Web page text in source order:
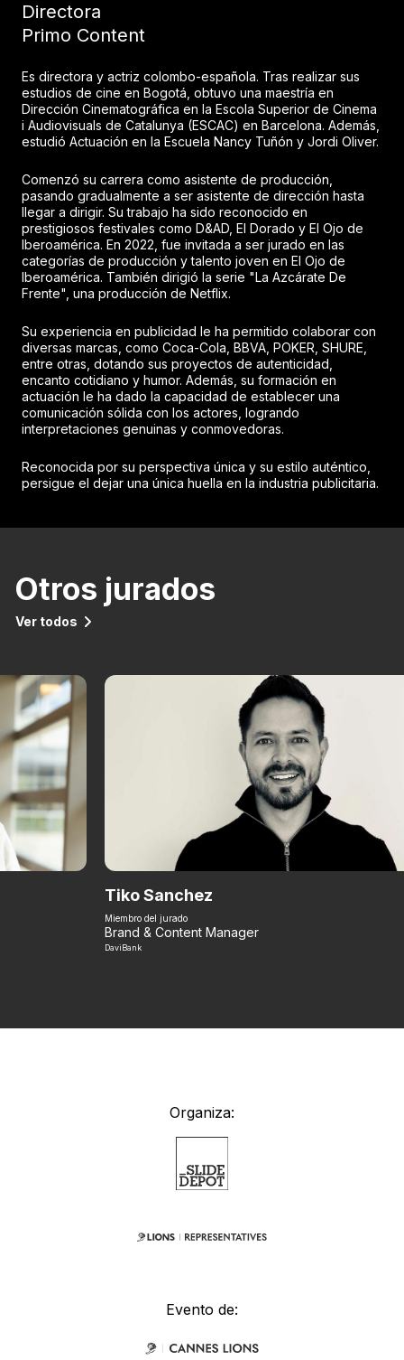
Directora
Primo Content
Es directora y actriz colombo-española. Tras realizar sus
estudios de cine en Bogotá, obtuvo una maestría en
Dirección Cinematográfica en la Escola Superior de Cinema
i Audiovisuals de Catalunya (ESCAC) en Barcelona. Además,
estudió Actuación en la Escuela Nancy Tuñón y Jordi Oliver.
Comenzó su carrera como asistente de producción,
pasando gradualmente a ser asistente de dirección hasta
llegar a dirigir. Su trabajo ha sido reconocido en
prestigiosos festivales como D&AD, El Dorado y El Ojo de
Iberoamérica. En 2022, fue invitada a ser jurado en las
categorías de producción y talento joven en El Ojo de
Iberoamérica. También dirigió la serie "La Azcárate De
Frente", una producción de Netflix.
Su experiencia en publicidad le ha permitido colaborar con
diversas marcas, como Coca-Cola, BBVA, POKER, SHURE,
entre otras, dotando sus proyectos de autenticidad,
encanto cotidiano y humor. Además, su formación en
actuación le ha dado la capacidad de establecer una
comunicación sólida con los actores, logrando
interpretaciones genuinas y conmovedoras.
Reconocida por su perspectiva única y su estilo auténtico,
persigue el dejar una única huella en la industria publicitaria.
Otros jurados
Ver todos
Tiko Sanchez
Miembro del jurado
Brand & Content Manager
DaviBank
Organiza:
Evento de: